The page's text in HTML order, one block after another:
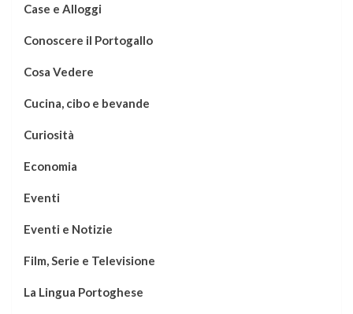
Case e Alloggi
Conoscere il Portogallo
Cosa Vedere
Cucina, cibo e bevande
Curiosità
Economia
Eventi
Eventi e Notizie
Film, Serie e Televisione
La Lingua Portoghese